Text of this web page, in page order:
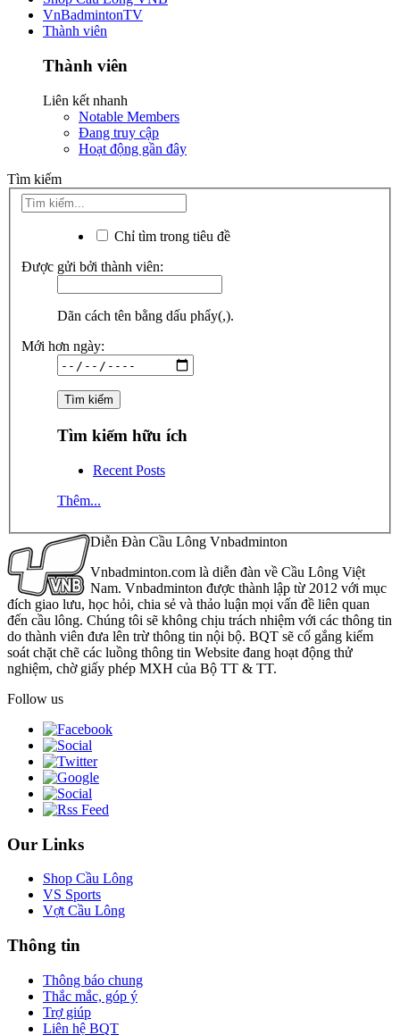
VnBadmintonTV
Thành viên
Thành viên
Liên kết nhanh
Notable Members
Đang truy cập
Hoạt động gần đây
Tìm kiếm
Chỉ tìm trong tiêu đề
Được gửi bởi thành viên:
Dãn cách tên bằng dấu phẩy(,).
Mới hơn ngày:
Tìm kiếm hữu ích
Recent Posts
Thêm...
Diễn Đàn Cầu Lông Vnbadminton
Vnbadminton.com là diễn đàn về Cầu Lông Việt
Nam. Vnbadminton được thành lập từ 2012 với mục
đích giao lưu, học hỏi, chia sẻ và thảo luận mọi vấn đề liên quan
đến cầu lông. Chúng tôi sẽ không chịu trách nhiệm với các thông tin
do thành viên đưa lên trừ thông tin nội bộ. BQT sẽ cố gắng kiểm
soát chặt chẽ các luồng thông tin Website đang hoạt động thử
nghiệm, chờ giấy phép MXH của Bộ TT & TT.
Follow us
Our Links
Shop Cầu Lông
VS Sports
Vợt Cầu Lông
Thông tin
Thông báo chung
Thắc mắc, góp ý
Trợ giúp
Liên hệ BQT